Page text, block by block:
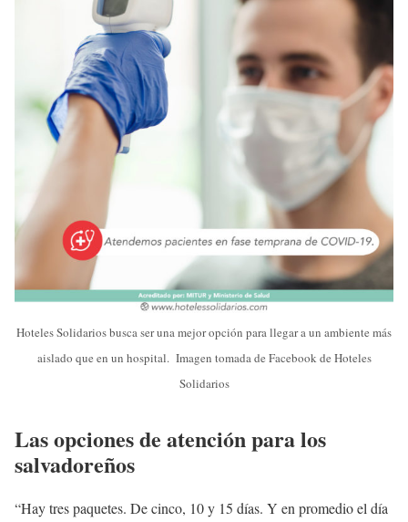
Hoteles Solidarios busca ser una mejor opción para llegar a un ambiente más
aislado que en un hospital. Imagen tomada de Facebook de Hoteles
Solidarios
Las opciones de atención para los
salvadoreños
“Hay tres paquetes. De cinco, 10 y 15 días. Y en promedio el día